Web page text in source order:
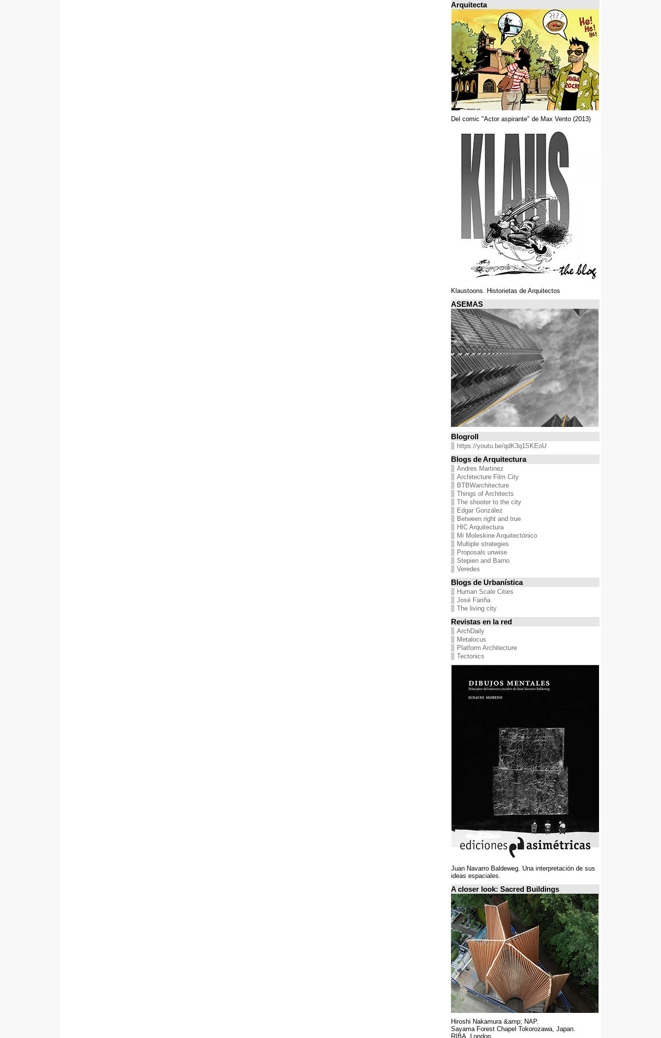
Arquitecta
Del comic "Actor aspirante" de Max Vento (2013)
Klaustoons. Historietas de Arquitectos
ASEMAS
Blogroll
https://youtu.be/qdK3q1SKEoU
Blogs de Arquitectura
Andres Martinez
Architecture Film City
BTBWarchitecture
Things of Architects
The shooter to the city
Edgar González
Between right and true
HIC Arquitectura
Mi Moleskine Arquitectónico
Multiple strategies
Proposals unwise
Stepien and Barno
Veredes
Blogs de Urbanística
Human Scale Cities
José Fariña
The living city
Revistas en la red
ArchDaily
Metalocus
Platform Architecture
Tectonics
Juan Navarro Baldeweg. Una interpretación de sus
ideas espaciales.
A closer look: Sacred Buildings
Hiroshi Nakamura &amp; NAP.
Sayama Forest Chapel Tokorozawa, Japan.
RIBA, London.